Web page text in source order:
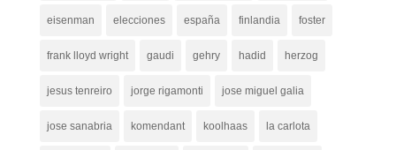
eisenman elecciones españa finlandia foster
frank lloyd wright gaudi gehry hadid herzog
jesus tenreiro jorge rigamonti jose miguel galia
jose sanabria komendant koolhaas la carlota